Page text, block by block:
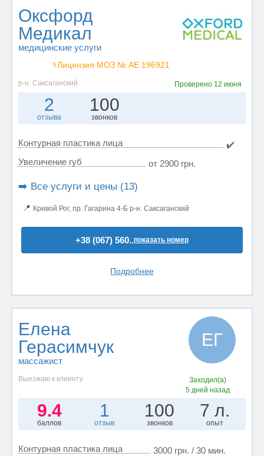
Оксфорд
Медикал
медицинские услуги
⚕️Лицензия МОЗ № АЕ 196921
р-н. Саксаганский Проверено 12 июня
2
отзыва
100
звонков
Контурная пластика лица
✔️
Увеличение губ
от 2900 грн.
➡️ Все услуги и цены (13)
📍 Кривой Рог, пр. Гагарина 4-Б р-н. Саксаганский
+38 (067) 560..показать номер
Подробнее
Елена
Герасимчук
массажист
ЕГ
Выезжаю к клиенту
Заходил(а)
5 дней назад
9.4
баллов
1
отзыв
100
звонков
7 л.
опыт
Контурная пластика лица 3000 грн. / 30 мин.